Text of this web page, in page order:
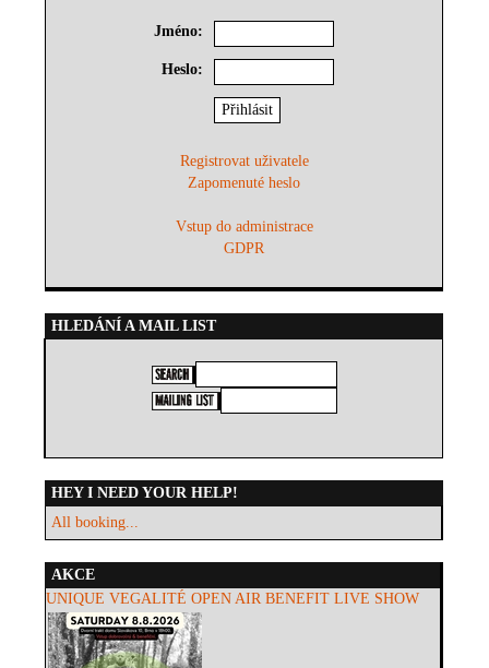
Jméno:
Heslo:
Registrovat uživatele
Zapomenuté heslo
Vstup do administrace
GDPR
HLEDÁNÍ A MAIL LIST
HEY I NEED YOUR HELP!
All booking...
AKCE
UNIQUE VEGALITÉ OPEN AIR BENEFIT LIVE SHOW